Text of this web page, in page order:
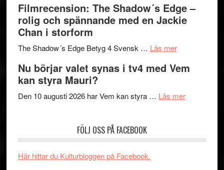
på
Roland
Pöntinen
Artipelag
bjuder
in
samtal
teater
Filmrecension: The Shadow´s Edge –
rolig och spännande med en Jackie
Chan i storform
The Shadow´s Edge Betyg 4 Svensk … Läs merom
The
´s
och
Nu börjar valet synas i tv4 med Vem
kan styra Mauri?
Den 10 augusti 2026 har Vem kan styra … Läs merom
synas
FÖLJ OSS PÅ FACEBOOK
Här hittar du Kulturbloggen på Facebook.